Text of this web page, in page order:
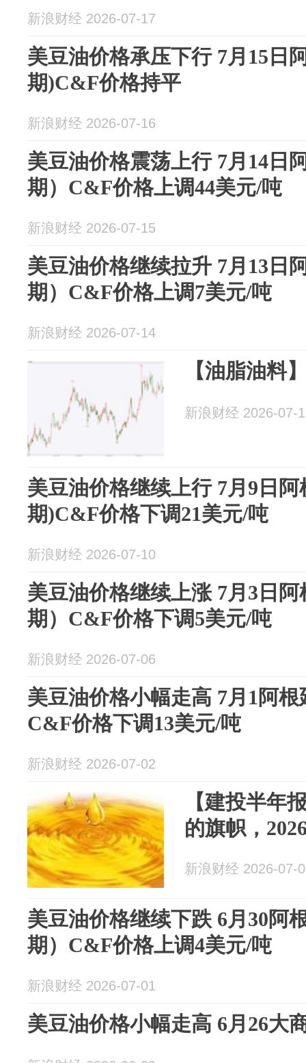
新浪财经 2026-07-17
美豆油价格承压下行 7月15日
期)C&F价格持平
新浪财经 2026-07-16
美豆油价格震荡上行 7月14日
期）C&F价格上调44美元/吨
新浪财经 2026-07-15
美豆油价格继续拉升 7月13日
期）C&F价格上调7美元/吨
新浪财经 2026-07-14
【油脂油料
新浪财经 2026-07-
美豆油价格继续上行 7月9日
期)C&F价格下调21美元/吨
新浪财经 2026-07-10
美豆油价格继续上涨 7月3日
期）C&F价格下调5美元/吨
新浪财经 2026-07-06
美豆油价格小幅走高 7月1阿
C&F价格下调13美元/吨
新浪财经 2026-07-02
【建投半年
的旗帜，
新浪财经 2026-07-
美豆油价格继续下跌 6月30阿
期）C&F价格上调4美元/吨
新浪财经 2026-07-01
美豆油价格小幅走高 6月26大